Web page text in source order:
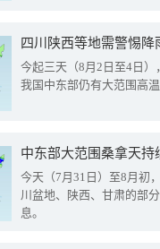
今起三天（8月2日至4日
我国中东部仍有大范围高
中东部大范围桑拿天
今天（7月31日）至8月初
川盆地、陕西、甘肃的部
息。